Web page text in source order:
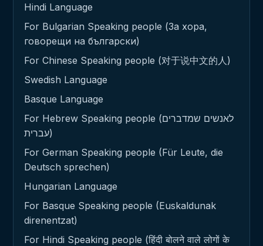
Hindi Language
For Bulgarian Speaking people (За хора,
говорещи на български)
For Chinese Speaking people (对于说中文的人)
Swedish Language
Basque Language
For Hebrew Speaking people (לאנשים שמדברים
עברית)
For German Speaking people (Für Leute, die
Deutsch sprechen)
Hungarian Language
For Basque Speaking people (Euskaldunak
direnentzat)
For Hindi Speaking people (हिंदी बोलने वाले लोगों के